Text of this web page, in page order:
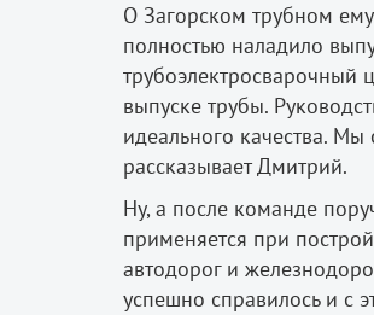
О Загорском трубном
полностью наладило
трубоэлектросварочный
выпуске трубы.
идеального качества.
рассказывает Дмитрий.
Ну, а после команде
применяется при
автодорог и
успешно справилось и с